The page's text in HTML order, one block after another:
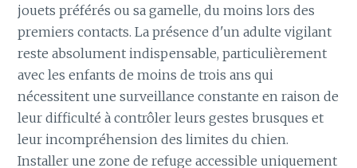
jouets préférés ou sa gamelle, du moins lors des
premiers contacts. La présence d'un adulte vigilant
reste absolument indispensable, particulièrement
avec les enfants de moins de trois ans qui
nécessitent une surveillance constante en raison de
leur difficulté à contrôler leurs gestes brusques et
leur incompréhension des limites du chien.
Installer une zone de refuge accessible uniquement